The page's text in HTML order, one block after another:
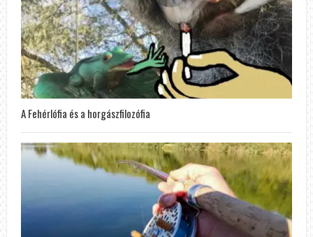
A Fehérlófia és a horgászfilozófia